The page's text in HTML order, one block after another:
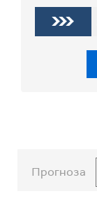
Прогноза